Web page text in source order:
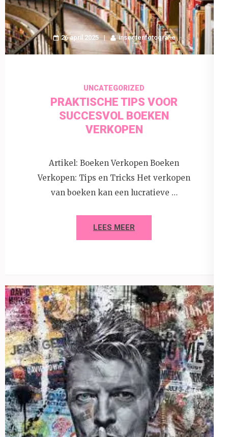
26 april 2025 insectenfotografie
UNCATEGORIZED
PRAKTISCHE TIPS VOOR
SUCCESVOL BOEKEN
VERKOPEN
Artikel: Boeken Verkopen Boeken
Verkopen: Tips en Tricks Het verkopen
van boeken kan een lucratieve …
LEES MEER